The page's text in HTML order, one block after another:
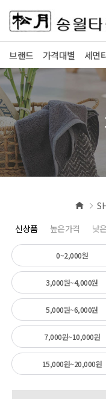
브랜드 가격대별 세면
신상품
높은가격 낮
0~2,000원
3,000원~4,000원
5,000원~6,000원
7,000원~10,000원
15,000원~20,000원